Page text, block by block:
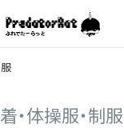
・体操服・制服